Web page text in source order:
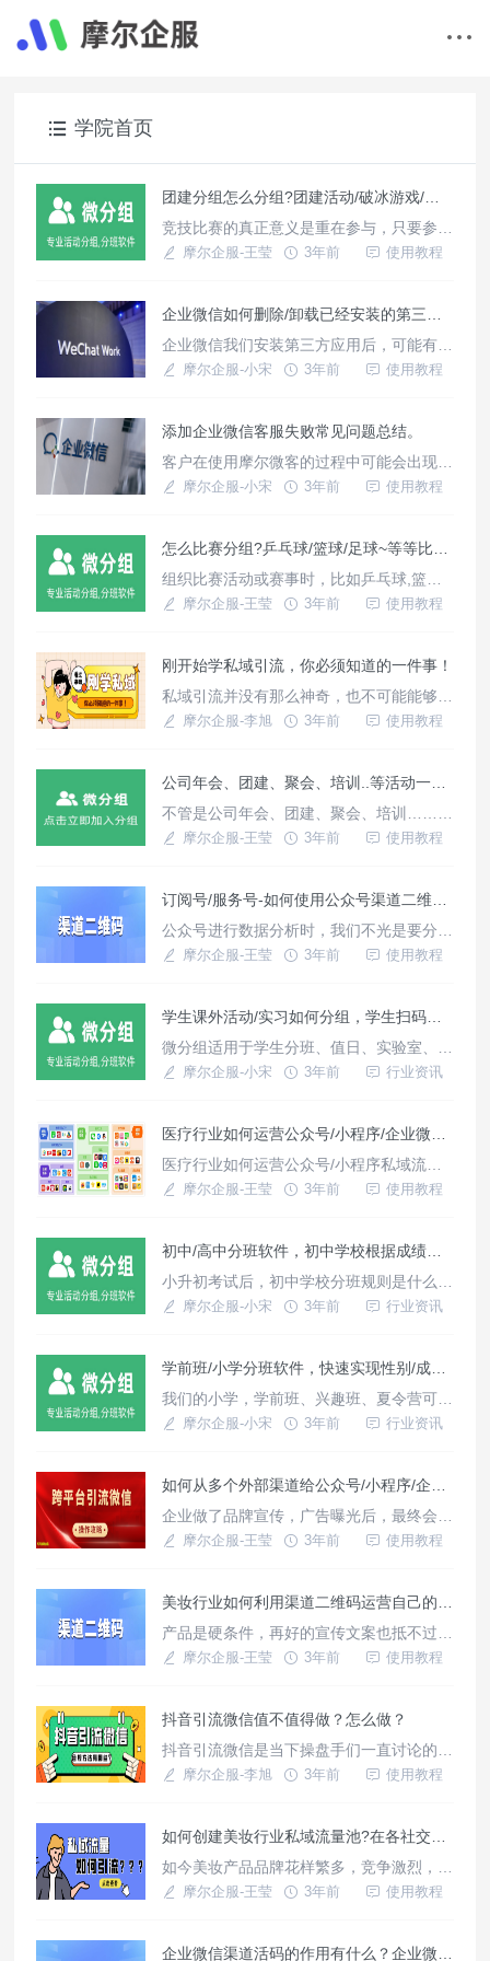
学院首页
竞技比赛的真正意义是重在参与，只要参与
就会让你有脱颖而出的机会，得到许多表现
争一样激烈，需要我们有一定勇气的和毅
力，这种影响意义深远 。无论公司培训还
是公司团建，往往需要将学员分成若干个小
组进行PK，然而常用的分组方式就是男
摩尔企服-王莹 3年前 使用教程
企业微信我们安装第三方应用后，可能有时
候不再使用了；那么如何卸载第三方应用
摩尔企服-小宋 3年前 使用教程
添加企业微信客服失败常见问题总结。
客户在使用摩尔微客的过程中可能会出现创
建失败，本文整理具体失败原因以及解决办
摩尔企服-小宋 3年前 使用教程
组织比赛活动或赛事时，比如乒乓球,篮球,
足球,羽毛球赛时,一般都要将人员分成不同
实现分组。无论多少人，都能保证每个组人
数相同，男女比例相同。
摩尔企服-王莹 3年前 使用教程
刚开始学私域引流，你必须知道的一件事！
私域引流并没有那么神奇，也不可能能够一
飞冲天。私域引流是实打实的一分耕耘一分
摩尔企服-李旭 3年前 使用教程
不管是公司年会、团建、聚会、培训……等
活动，都少不了分组这个环节。一个公平合
摩尔企服-王莹 3年前 使用教程
公众号进行数据分析时，我们不光是要分析
粉丝净增数量，新增粉丝数量，还要需要统
但是如何判定不同渠道的引流效果呢？就需
要在推广引流时使用一个具有统计功能的二
维码，一般也被成为“带参二维码”，或者
是“渠道码”。
摩尔企服-王莹 3年前 使用教程
微分组适用于学生分班、值日、实验室、计
算机室、运动会随机分组；课外活动、实
摩尔企服-小宋 3年前 行业资讯
医疗行业如何运营公众号/小程序私域流量
池?医疗行业私域流量如何运营和变现？今
他行业也同样能适用的。
摩尔企服-王莹 3年前 使用教程
小升初考试后，初中学校分班规则是什么
呢？如何实现初中根据性别、年龄、成绩随
摩尔企服-小宋 3年前 行业资讯
我们的小学，学前班、兴趣班、夏令营可能
经常都需要实现分班，我们可能希望通过性
摩尔企服-小宋 3年前 行业资讯
企业做了品牌宣传，广告曝光后，最终会把
流量引导至公众号/小程序/企业微信上进行
摩尔企服-王莹 3年前 使用教程
产品是硬条件，再好的宣传文案也抵不过一
个好产品本身拥有的品质.找准不可替代的
摩尔企服-王莹 3年前 使用教程
抖音引流微信值不值得做？怎么做？
抖音引流微信是当下操盘手们一直讨论的热
点话题。也是私域需求下不得不考虑的一种
摩尔企服-李旭 3年前 使用教程
如今美妆产品品牌花样繁多，竞争激烈，如
何重围中突出本品牌的特色和产品内涵，那
具(天天外链和摩尔短链接)做好产品的引流
摩尔企服-王莹 3年前 使用教程